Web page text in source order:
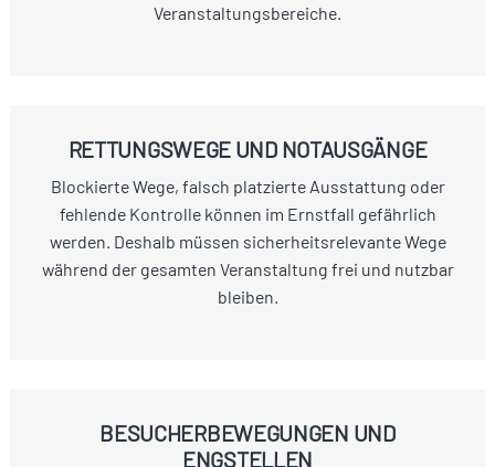
Veranstaltungsbereiche.
RETTUNGSWEGE UND NOTAUSGÄNGE
Blockierte Wege, falsch platzierte Ausstattung oder
fehlende Kontrolle können im Ernstfall gefährlich
werden. Deshalb müssen sicherheitsrelevante Wege
während der gesamten Veranstaltung frei und nutzbar
bleiben.
BESUCHERBEWEGUNGEN UND
ENGSTELLEN